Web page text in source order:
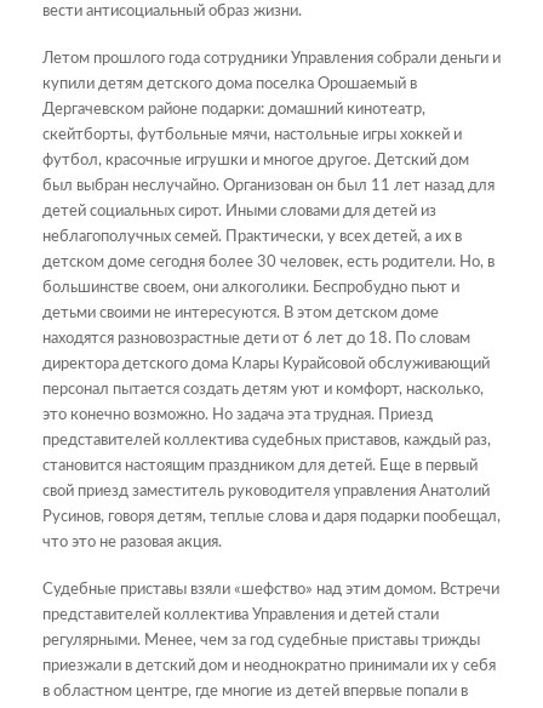
вести антисоциальный образ жизни.
Летом прошлого года сотрудники Управления собрали деньги и
купили детям детского дома поселка Орошаемый в
Дергачевском районе подарки: домашний кинотеатр,
скейтборты, футбольные мячи, настольные игры хоккей и
футбол, красочные игрушки и многое другое. Детский дом
был выбран неслучайно. Организован он был 11 лет назад для
детей социальных сирот. Иными словами для детей из
неблагополучных семей. Практически, у всех детей, а их в
детском доме сегодня более 30 человек, есть родители. Но, в
большинстве своем, они алкоголики. Беспробудно пьют и
детьми своими не интересуются. В этом детском доме
находятся разновозрастные дети от 6 лет до 18. По словам
директора детского дома Клары Курайсовой обслуживающий
персонал пытается создать детям уют и комфорт, насколько,
это конечно возможно. Но задача эта трудная. Приезд
представителей коллектива судебных приставов, каждый раз,
становится настоящим праздником для детей. Еще в первый
свой приезд заместитель руководителя управления Анатолий
Русинов, говоря детям, теплые слова и даря подарки пообещал,
что это не разовая акция.
Судебные приставы взяли «шефство» над этим домом. Встречи
представителей коллектива Управления и детей стали
регулярными. Менее, чем за год судебные приставы трижды
приезжали в детский дом и неоднократно принимали их у себя
в областном центре, где многие из детей впервые попали в